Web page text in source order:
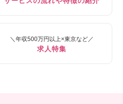
＼年収500万円以上×東京など／
求人特集